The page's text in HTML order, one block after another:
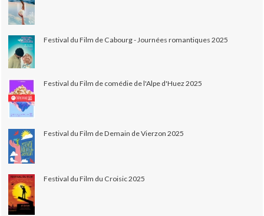
Festival du Film de Cabourg - Journées romantiques 2025
Festival du Film de comédie de l'Alpe d'Huez 2025
Festival du Film de Demain de Vierzon 2025
Festival du Film du Croisic 2025